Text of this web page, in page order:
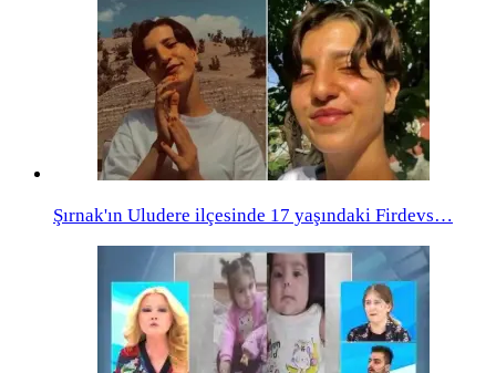
Şırnak'ın Uludere ilçesinde 17 yaşındaki Firdevs…